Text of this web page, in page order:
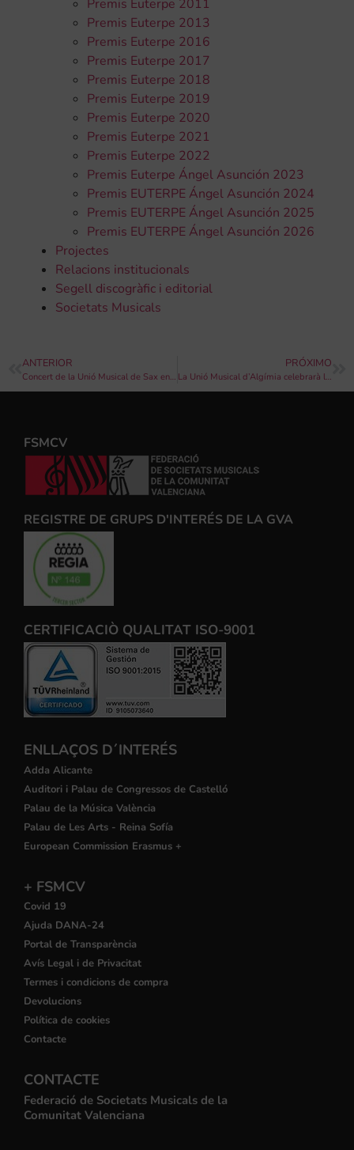
Premis Euterpe 2011
Premis Euterpe 2013
Premis Euterpe 2016
Premis Euterpe 2017
Premis Euterpe 2018
Premis Euterpe 2019
Premis Euterpe 2020
Premis Euterpe 2021
Premis Euterpe 2022
Premis Euterpe Ángel Asunción 2023
Premis EUTERPE Ángel Asunción 2024
Premis EUTERPE Ángel Asunción 2025
Premis EUTERPE Ángel Asunción 2026
Projectes
Relacions institucionals
Segell discogràfic i editorial
Societats Musicals
ANTERIOR
Concert de la Unió Musical de Sax en honor a la patrona dels músics
PRÓXIMO
La Unió Musical d’Algímia celebrarà la festivitat de Santa Cecília el pròxim cap de setmana del 25 i 26 de Novembre
FSMCV
REGISTRE DE GRUPS D'INTERÉS DE LA GVA
CERTIFICACIÒ QUALITAT ISO-9001
ENLLAÇOS D´INTERÉS
Adda Alicante
Auditori i Palau de Congressos de Castelló
Palau de la Música València
Palau de Les Arts - Reina Sofía
European Commission Erasmus +
+ FSMCV
Covid 19
Ajuda DANA-24
Portal de Transparència
Avís Legal i de Privacitat
Termes i condicions de compra
Devolucions
Política de cookies
Contacte
CONTACTE
Federació de Societats Musicals de la
Comunitat Valenciana